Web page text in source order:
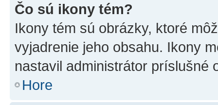
Čo sú ikony tém?
Ikony tém sú obrázky, ktoré
vyjadrenie jeho obsahu. Ikony
nastavil administrátor príslušné
Hore